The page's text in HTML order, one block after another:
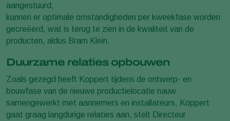
aangestuurd,
kunnen er optimale omstandigheden per kweekfase worden
gecreëerd, wat is terug te zien in de kwaliteit van de
producten, aldus Bram Klein.
Duurzame relaties opbouwen
Zoals gezegd heeft Koppert tijdens de ontwerp- en
bouwfase van de nieuwe productielocatie nauw
samengewerkt met aannemers en installateurs. Koppert
gaat graag langdurige relaties aan, stelt Directeur